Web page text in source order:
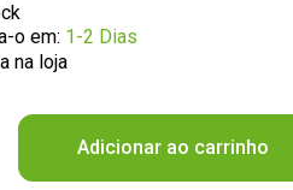
o em: 1-2 Dias
na loja
Adicionar ao carrinho